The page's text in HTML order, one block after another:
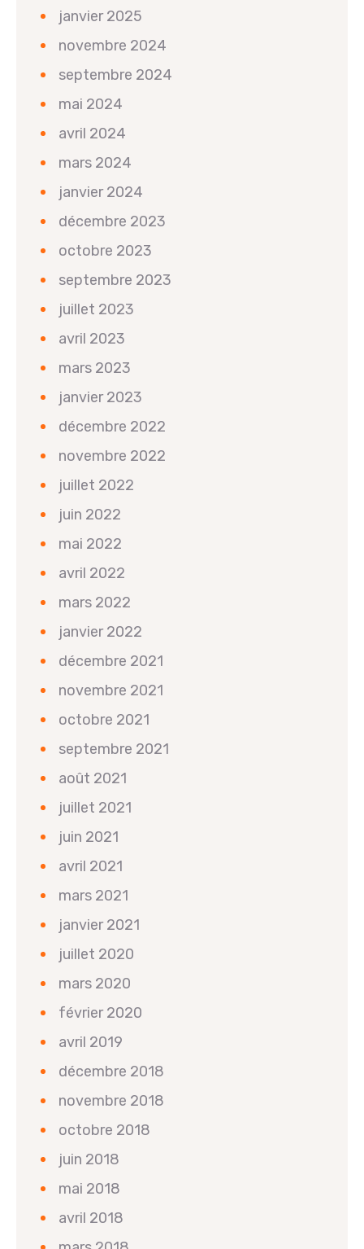
janvier 2025
novembre 2024
septembre 2024
mai 2024
avril 2024
mars 2024
janvier 2024
décembre 2023
octobre 2023
septembre 2023
juillet 2023
avril 2023
mars 2023
janvier 2023
décembre 2022
novembre 2022
juillet 2022
juin 2022
mai 2022
avril 2022
mars 2022
janvier 2022
décembre 2021
novembre 2021
octobre 2021
septembre 2021
août 2021
juillet 2021
juin 2021
avril 2021
mars 2021
janvier 2021
juillet 2020
mars 2020
février 2020
avril 2019
décembre 2018
novembre 2018
octobre 2018
juin 2018
mai 2018
avril 2018